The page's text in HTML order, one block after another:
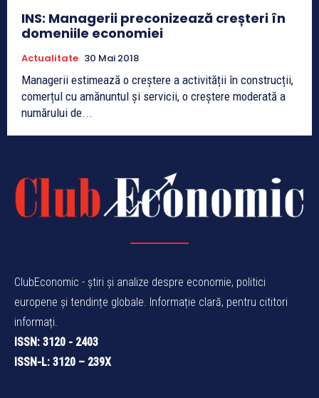
INS: Managerii preconizează creșteri în
domeniile economiei
Actualitate 30 Mai 2018
Managerii estimează o creștere a activității în construcții,
comerțul cu amănuntul și servicii, o creștere moderată a
numărului de...
ClubEconomic - știri și analize despre economie, politici
europene și tendințe globale. Informație clară, pentru cititori
informați.
ISSN: 3120 - 2403
ISSN-L: 3120 – 239X